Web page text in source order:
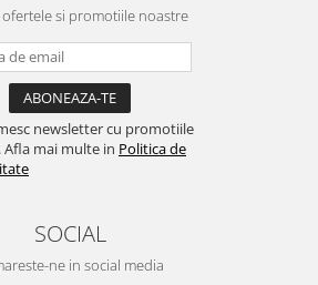
SI PIESE DE
CU APA
ofertele si promotiile noastre
newsletter cu promotiile
Afla mai multe in Politica de
SOCIAL
ne in social media